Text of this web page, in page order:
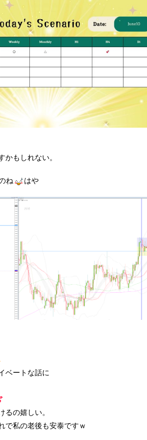
もしれない。
ね はや
ベートな話に
の嬉しい。
で私の老後も安泰ですｗ